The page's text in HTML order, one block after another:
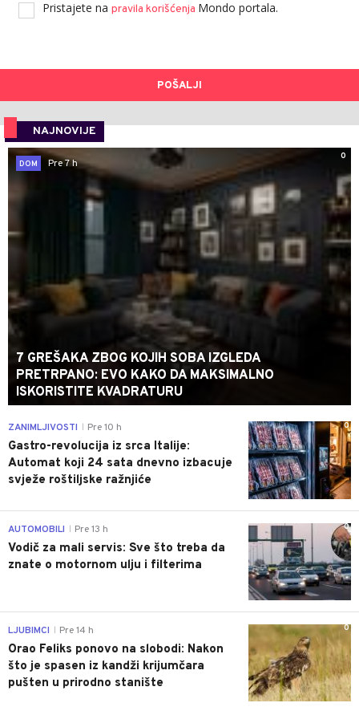
Pristajete na pravila korišćenja Mondo portala.
POŠALJI
NAJNOVIJE
0
DOM
Pre 7 h
7 GREŠAKA ZBOG KOJIH SOBA IZGLEDA
PRETRPANO: EVO KAKO DA MAKSIMALNO
ISKORISTITE KVADRATURU
0
ZANIMLJIVOSTI Pre 10 h
Gastro-revolucija iz srca Italije:
Automat koji 24 sata dnevno izbacuje
svježe roštiljske ražnjiće
0
AUTOMOBILI Pre 13 h
Vodič za mali servis: Sve što treba da
znate o motornom ulju i filterima
0
LJUBIMCI Pre 14 h
Orao Feliks ponovo na slobodi: Nakon
što je spasen iz kandži krijumčara
pušten u prirodno stanište